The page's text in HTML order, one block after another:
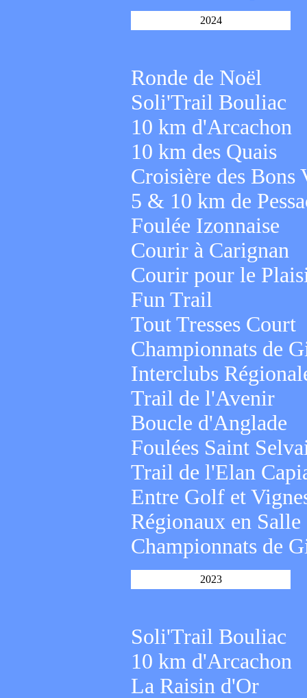
2024
Ronde de Noël
Soli'Trail Bouliac
10 km d'Arcachon
10 km des Quais
Croisière des Bons
5 & 10 km de
Foulée Izonnaise
Courir à Carignan
Courir pour le
Fun Trail
Tout Tresses Court
Championnats de
Interclubs
Trail de l'Avenir
Boucle d'Anglade
Foulées Saint
Trail de l'Elan
Entre Golf et
Régionaux en
Championnats de
2023
Soli'Trail Bouliac
10 km d'Arcachon
La Raisin d'Or